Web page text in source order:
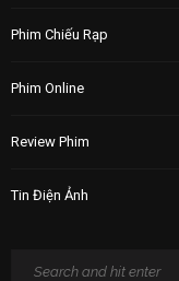
Phim Chiếu Rạp
Phim Online
Review Phim
Tin Điện Ảnh